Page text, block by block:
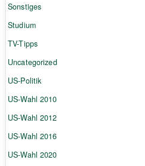
Sonstiges
Studium
TV-Tipps
Uncategorized
US-Politik
US-Wahl 2010
US-Wahl 2012
US-Wahl 2016
US-Wahl 2020